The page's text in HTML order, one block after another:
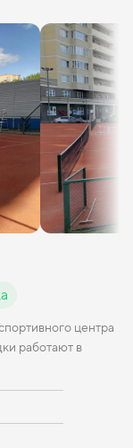
центра
работают в